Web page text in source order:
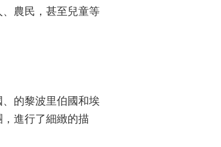
農民，甚至兒童等
的黎波里伯國和埃
進行了細緻的描